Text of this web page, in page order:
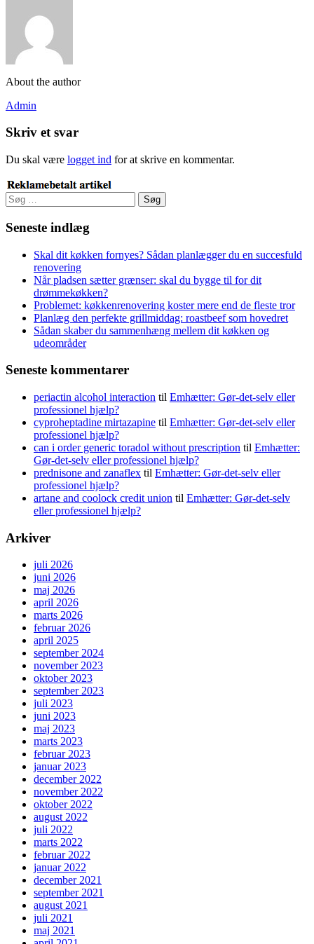
About the author
Admin
Skriv et svar
Du skal være logget ind for at skrive en kommentar.
Søg
efter:
Seneste indlæg
Skal dit køkken fornyes? Sådan planlægger du en succesfuld
renovering
Når pladsen sætter grænser: skal du bygge til for dit
drømmekøkken?
Problemet: køkkenrenovering koster mere end de fleste tror
Planlæg den perfekte grillmiddag: roastbeef som hovedret
Sådan skaber du sammenhæng mellem dit køkken og
udeområder
Seneste kommentarer
periactin alcohol interaction til Emhætter: Gør-det-selv eller
professionel hjælp?
cyproheptadine mirtazapine til Emhætter: Gør-det-selv eller
professionel hjælp?
can i order generic toradol without prescription til Emhætter:
Gør-det-selv eller professionel hjælp?
prednisone and zanaflex til Emhætter: Gør-det-selv eller
professionel hjælp?
artane and coolock credit union til Emhætter: Gør-det-selv
eller professionel hjælp?
Arkiver
juli 2026
juni 2026
maj 2026
april 2026
marts 2026
februar 2026
april 2025
september 2024
november 2023
oktober 2023
september 2023
juli 2023
juni 2023
maj 2023
marts 2023
februar 2023
januar 2023
december 2022
november 2022
oktober 2022
august 2022
juli 2022
marts 2022
februar 2022
januar 2022
december 2021
september 2021
august 2021
juli 2021
maj 2021